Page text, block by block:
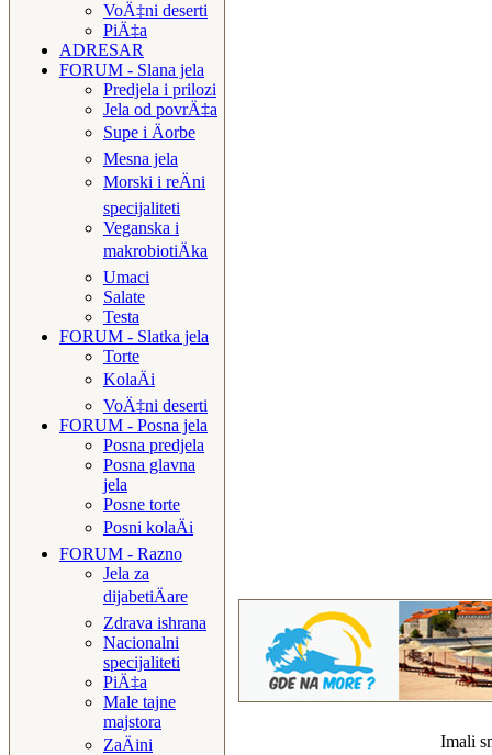
VoÄ‡ni deserti
PiÄ‡a
ADRESAR
FORUM - Slana jela
Predjela i prilozi
Jela od povrÄ‡a
Supe i Äorbe
Mesna jela
Morski i reÄni
specijaliteti
Veganska i
makrobiotiÄka
Umaci
Salate
Testa
FORUM - Slatka jela
Torte
KolaÄi
VoÄ‡ni deserti
FORUM - Posna jela
Posna predjela
Posna glavna
jela
Posne torte
Posni kolaÄi
FORUM - Razno
Jela za
dijabetiÄare
Zdrava ishrana
Nacionalni
specijaliteti
PiÄ‡a
Male tajne
majstora
ZaÄini
Imali